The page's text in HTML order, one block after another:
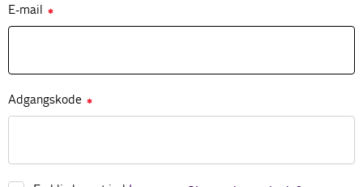
E-mail ✱
Adgangskode ✱